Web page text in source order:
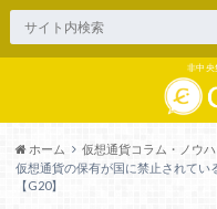
非中
ホーム
仮想通貨コラム・ノウハ
仮想通貨の保有が国に禁止されてい
【G20】